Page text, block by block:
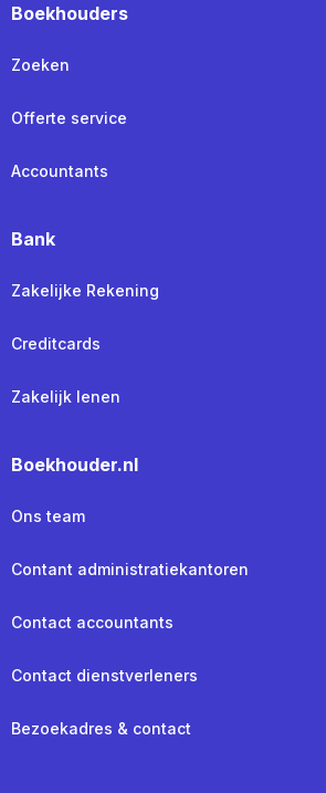
Boekhouders
Zoeken
Offerte service
Accountants
Bank
Zakelijke Rekening
Creditcards
Zakelijk lenen
Boekhouder.nl
Ons team
Contant administratiekantoren
Contact accountants
Contact dienstverleners
Bezoekadres & contact